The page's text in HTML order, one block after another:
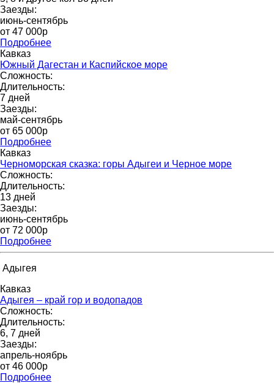
Заезды:
июнь-сентябрь
от 47 000р
Подробнее
Кавказ
Южный Дагестан и Каспийское море
Сложность:
Длительность:
7 дней
Заезды:
май-сентябрь
от 65 000p
Подробнее
Кавказ
Черноморская сказка: горы Адыгеи и Черное море
Сложность:
Длительность:
13 дней
Заезды:
июнь-сентябрь
от 72 000p
Подробнее
Адыгея
Кавказ
Адыгея – край гор и водопадов
Сложность:
Длительность:
6, 7 дней
Заезды:
апрель-ноябрь
от 46 000p
Подробнее